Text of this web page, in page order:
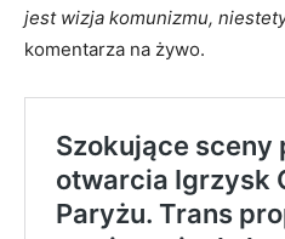
jest wizja komunizmu,
komentarza na żywo.